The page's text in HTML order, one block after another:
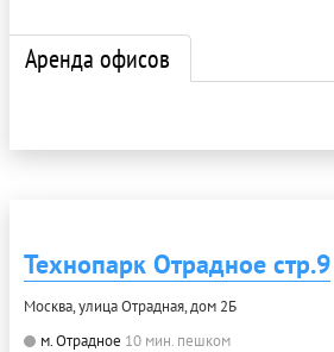
Аренда офисов
Технопарк Отрадное стр.9
Москва, улица Отрадная, дом 2Б
м. Отрадное 10 мин. пешком